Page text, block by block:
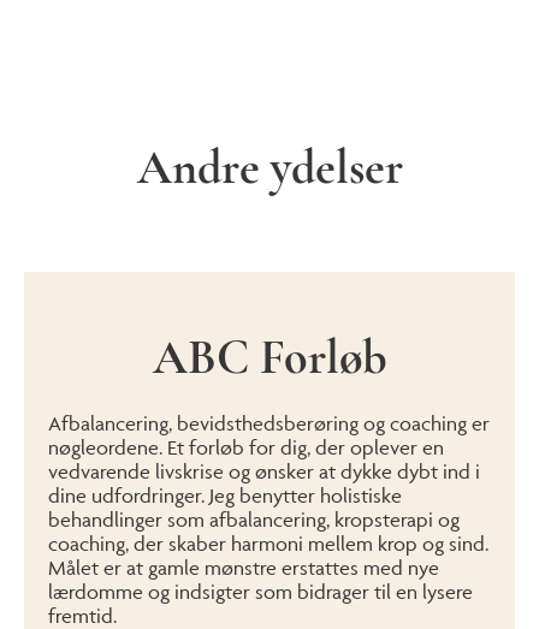
Andre ydelser
ABC Forløb
Afbalancering, bevidsthedsberøring og coaching er
nøgleordene. Et forløb for dig, der oplever en
vedvarende livskrise og ønsker at dykke dybt ind i
dine udfordringer. Jeg benytter holistiske
behandlinger som afbalancering, kropsterapi og
coaching, der skaber harmoni mellem krop og sind.
Målet er at gamle mønstre erstattes med nye
lærdomme og indsigter som bidrager til en lysere
fremtid.